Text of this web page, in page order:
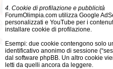
4. Cookie di profilazione e pubblicità
ForumOlimpia.com utilizza Google
personalizzati e YouTube per i
installare cookie di profilazione.
Esempi: due cookie contengono solo
identificativo anonimo di sessione
dal software phpBB. Un altro cookie
letti da quelli ancora da leggere.